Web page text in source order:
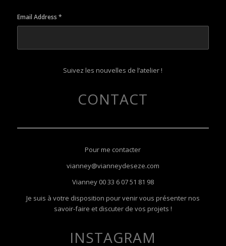
Email Address *
Suivez les nouvelles de l’atelier !
CONTACT
Pour me contacter
vianney@vianneydeseze.com
Vianney 00 33 6 07 51 81 98
Je suis à votre disposition pour venir vous présenter nos
savoir-faire et discuter de vos projets !
INSTAGRAM